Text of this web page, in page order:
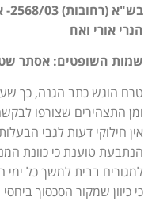
הנרי אורי ואח
שמות השופטים: אסתר
טרם הוגש כתב הגנה, כך
ומן התצהירים שצורפו
אין חילוקי דעות לגבי
הנתבעת טוענת כי כוונת
למגורים בבית למשך כל
כי כיוון שמקור הסכסוך